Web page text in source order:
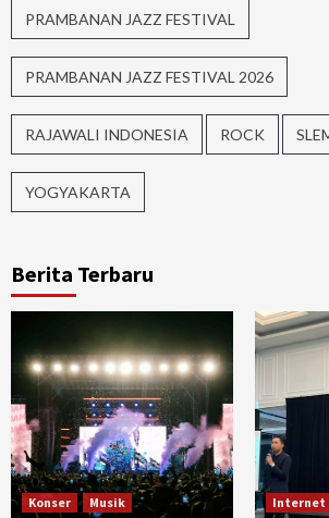
PRAMBANAN JAZZ FESTIVAL
PRAMBANAN JAZZ FESTIVAL 2026
RAJAWALI INDONESIA ROCK
YOGYAKARTA
Berita Terbaru
Konser
Musik
Internet